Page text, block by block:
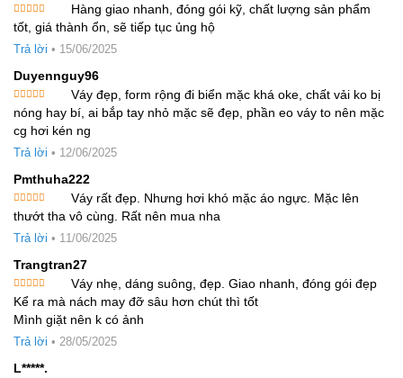
Được xếp
hạng55
sao
Hàng giao nhanh, đóng gói kỹ, chất lượng sản phẩm
tốt, giá thành ổn, sẽ tiếp tục ủng hộ
Trả lời • 15/06/2025
Duyennguy96
Được xếp
hạng5 5
sao
Váy đẹp, form rộng đi biển mặc khá oke, chất vải ko bị
nóng hay bí, ai bắp tay nhỏ mặc sẽ đẹp, phần eo váy to nên mặc
cg hơi kén ng
Trả lời • 12/06/2025
Pmthuha222
Được xếp
hạng55
sao
Váy rất đẹp. Nhưng hơi khó mặc áo ngực. Mặc lên
thướt tha vô cùng. Rất nên mua nha
Trả lời • 11/06/2025
Trangtran27
Được xếp
hạng55
sao
Váy nhẹ, dáng suông, đẹp. Giao nhanh, đóng gói đẹp
Kể ra mà nách may đỡ sâu hơn chút thì tốt
Mình giặt nên k có ảnh
Trả lời • 28/05/2025
L*****.